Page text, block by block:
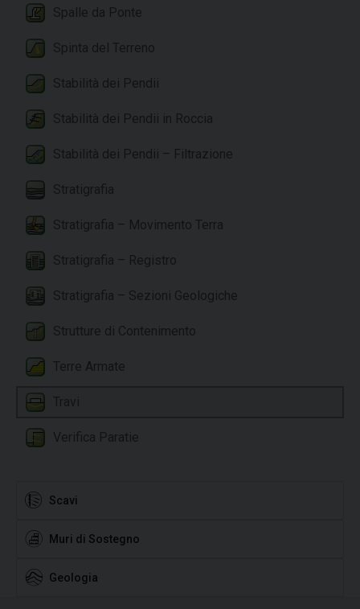
Spalle da Ponte
Spinta del Terreno
Stabilità dei Pendii
Stabilità dei Pendii in Roccia
Stabilità dei Pendii – Filtrazione
Stratigrafia
Stratigrafia – Movimento Terra
Stratigrafia – Registro
Stratigrafia – Sezioni Geologiche
Strutture di Contenimento
Terre Armate
Verifica Paratie
Scavi
Muri di Sostegno
Geologia